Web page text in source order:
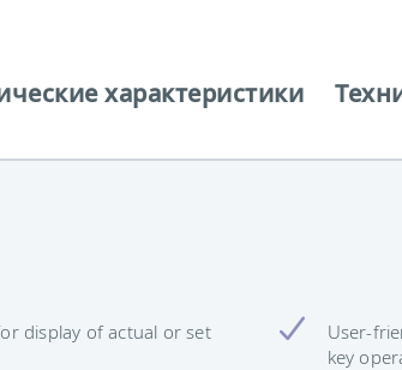
характеристики
display of actual or set
User-
key